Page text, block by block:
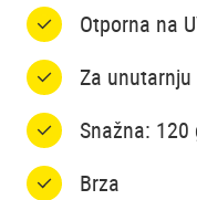
Otporna na
Za
Snažna:
Brza